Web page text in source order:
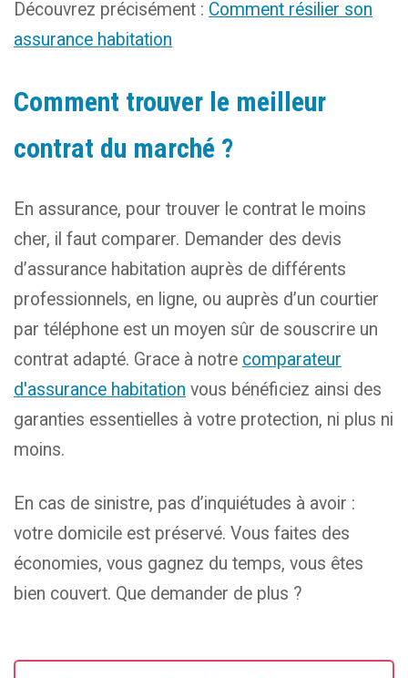
Découvrez précisément : Comment résilier son
assurance habitation
Comment trouver le meilleur
contrat du marché ?
En assurance, pour trouver le contrat le moins
cher, il faut comparer. Demander des devis
d’assurance habitation auprès de différents
professionnels, en ligne, ou auprès d’un courtier
par téléphone est un moyen sûr de souscrire un
contrat adapté. Grace à notre comparateur
d'assurance habitation vous bénéficiez ainsi des
garanties essentielles à votre protection, ni plus ni
moins.
En cas de sinistre, pas d’inquiétudes à avoir :
votre domicile est préservé. Vous faites des
économies, vous gagnez du temps, vous êtes
bien couvert. Que demander de plus ?